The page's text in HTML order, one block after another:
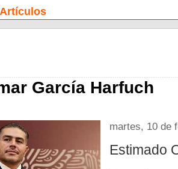
Artículos
García Harfuch
martes, 10 de
Estimado